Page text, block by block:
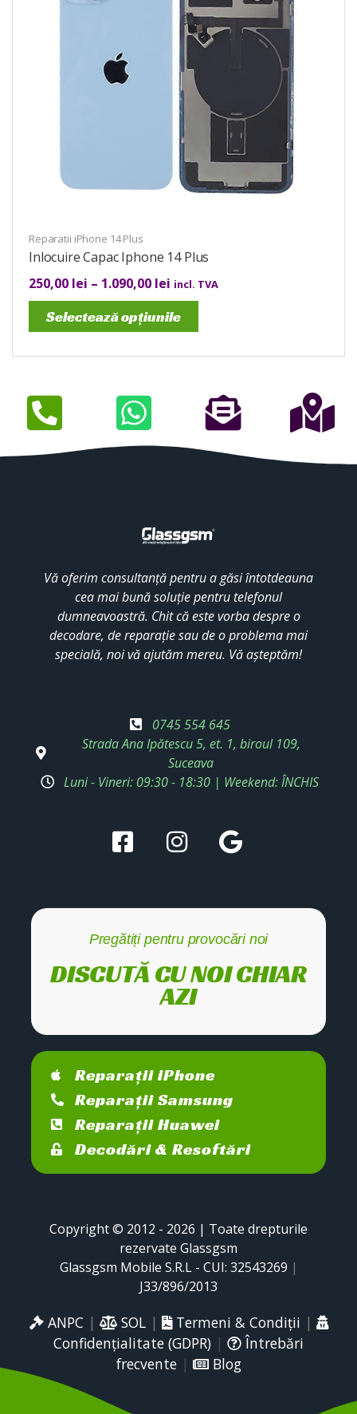
Reparatii iPhone 14 Plus
Inlocuire Capac Iphone 14 Plus
250,00 lei – 1.090,00 lei incl. TVA
Selectează opțiunile
Vă oferim consultanță pentru a găsi întotdeauna
cea mai bună soluție pentru telefonul
dumneavoastră. Chit că este vorba despre o
decodare, de reparație sau de o problema mai
specială, noi vă ajutăm mereu. Vă așteptăm!
0745 554 645
Strada Ana Ipătescu 5, et. 1, biroul 109,
Suceava
Luni - Vineri: 09:30 - 18:30 | Weekend: ÎNCHIS
Pregătiți pentru provocări noi
DISCUTĂ CU NOI CHIAR
AZI
Reparații iPhone
Reparații Samsung
Reparații Huawei
Decodări & Resoftări
Copyright © 2012 - 2026 | Toate drepturile
rezervate Glassgsm
Glassgsm Mobile S.R.L - CUI: 32543269 |
J33/896/2013
ANPC | SOL| Termeni & Condiții |
Confidențialitate (GDPR) |
Întrebări
frecvente| Blog